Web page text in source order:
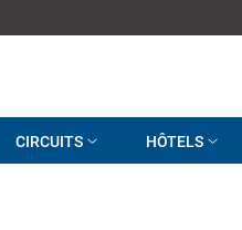
CIRCUITS HÔTELS